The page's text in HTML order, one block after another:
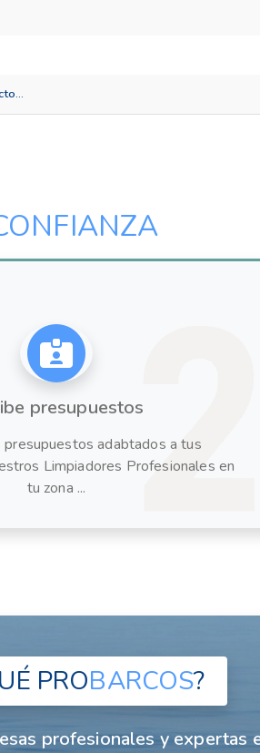
presupuestos
presupuestos adabtados a tus
Limpiadores Profesionales en
tu zona ...
PROBARCOS?
profesionales y expertas